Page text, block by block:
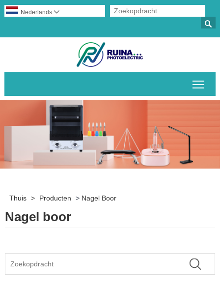

Nederlands 
Thuis > Producten > Nagel Boor
Nagel boor